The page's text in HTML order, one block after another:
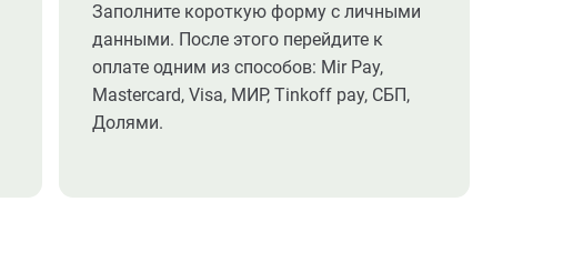
Заполните короткую форму с личными
данными. После этого перейдите к
оплате одним из способов: Mir Pay,
Mastercard, Visa, МИР, Tinkoff pay, СБП,
Долями.